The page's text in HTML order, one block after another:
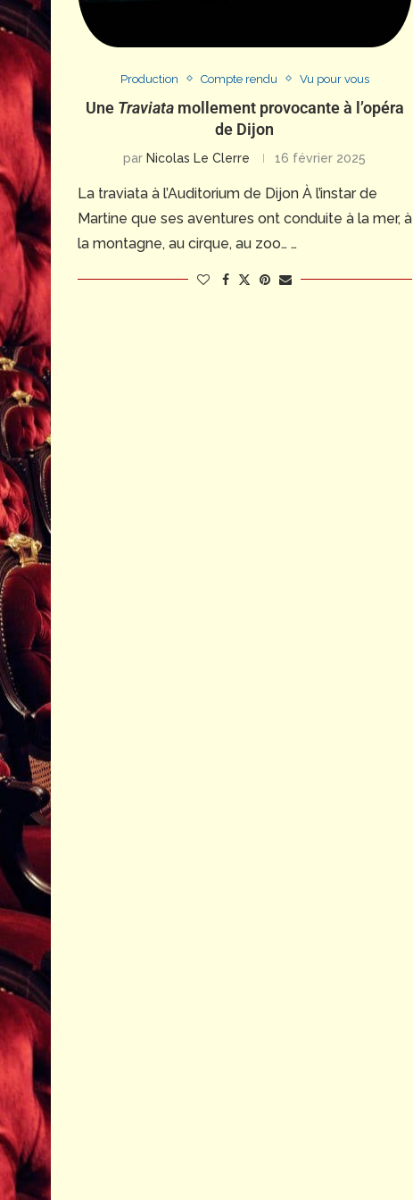
Production Compte rendu Vu pour vous
Une Traviatamollement provocante à l’opéra
de Dijon
par Nicolas Le Clerre 16 février 2025
La traviata à l’Auditorium de Dijon À l’instar de
Martine que ses aventures ont conduite à la mer, à
la montagne, au cirque, au zoo… …